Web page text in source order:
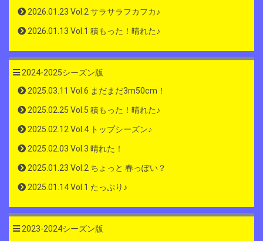
2026.01.23 Vol.2 サラサラフカフカ♪
2026.01.13 Vol.1 積もった！晴れた♪
2024-2025シーズン版
2025.03.11 Vol.6 まだまだ3m50cm！
2025.02.25 Vol.5 積もった！晴れた♪
2025.02.12 Vol.4 トップシーズン♪
2025.02.03 Vol.3 晴れた！
2025.01.23 Vol.2 ちょっと 春っぽい？
2025.01.14 Vol.1 たっぷり♪
2023-2024シーズン版